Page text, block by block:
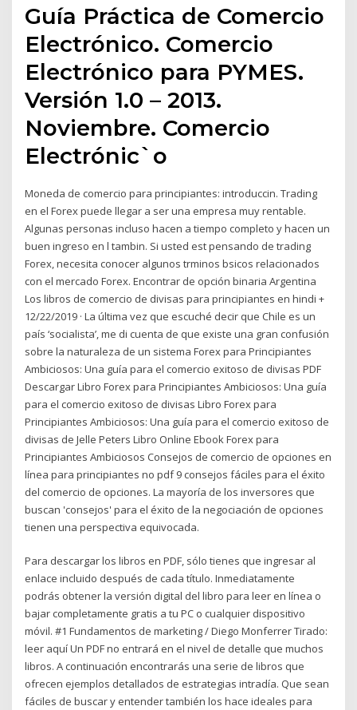
Guía Práctica de Comercio
Electrónico. Comercio
Electrónico para PYMES.
Versión 1.0 – 2013.
Noviembre. Comercio
Electrónic`o
Moneda de comercio para principiantes: introduccin. Trading
en el Forex puede llegar a ser una empresa muy rentable.
Algunas personas incluso hacen a tiempo completo y hacen un
buen ingreso en l tambin. Si usted est pensando de trading
Forex, necesita conocer algunos trminos bsicos relacionados
con el mercado Forex. Encontrar de opción binaria Argentina
Los libros de comercio de divisas para principiantes en hindi +
12/22/2019 · La última vez que escuché decir que Chile es un
país ‘socialista’, me di cuenta de que existe una gran confusión
sobre la naturaleza de un sistema Forex para Principiantes
Ambiciosos: Una guía para el comercio exitoso de divisas PDF
Descargar Libro Forex para Principiantes Ambiciosos: Una guía
para el comercio exitoso de divisas Libro Forex para
Principiantes Ambiciosos: Una guía para el comercio exitoso de
divisas de Jelle Peters Libro Online Ebook Forex para
Principiantes Ambiciosos Consejos de comercio de opciones en
línea para principiantes no pdf 9 consejos fáciles para el éxito
del comercio de opciones. La mayoría de los inversores que
buscan 'consejos' para el éxito de la negociación de opciones
tienen una perspectiva equivocada.
Para descargar los libros en PDF, sólo tienes que ingresar al
enlace incluido después de cada título. Inmediatamente
podrás obtener la versión digital del libro para leer en línea o
bajar completamente gratis a tu PC o cualquier dispositivo
móvil. #1 Fundamentos de marketing / Diego Monferrer Tirado:
leer aquí Un PDF no entrará en el nivel de detalle que muchos
libros. A continuación encontrarás una serie de libros que
ofrecen ejemplos detallados de estrategias intradía. Que sean
fáciles de buscar y entender también los hace ideales para